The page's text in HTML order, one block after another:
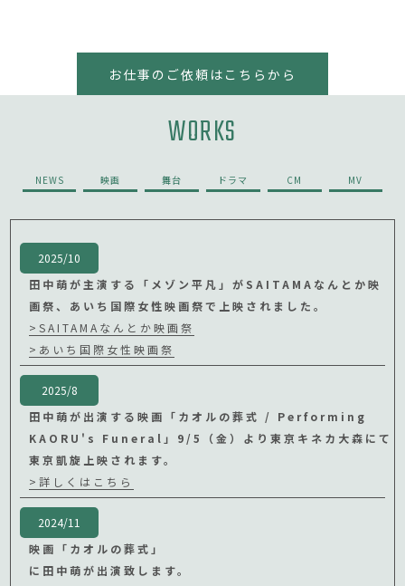
お仕事のご依頼はこちらから
WORKS
NEWS 映画 舞台 ドラマ CM MV
2025/10
田中萌が主演する「メゾン平凡」がSAITAMAなんとか映
画祭、あいち国際女性映画祭で上映されました。
>SAITAMAなんとか映画祭
>あいち国際女性映画祭
2025/8
田中萌が出演する映画「カオルの葬式 / Performing
KAORU's Funeral」9/5（金）より東京キネカ大森にて
東京凱旋上映されます。
>詳しくはこちら
2024/11
映画「カオルの葬式」
に田中萌が出演致します。